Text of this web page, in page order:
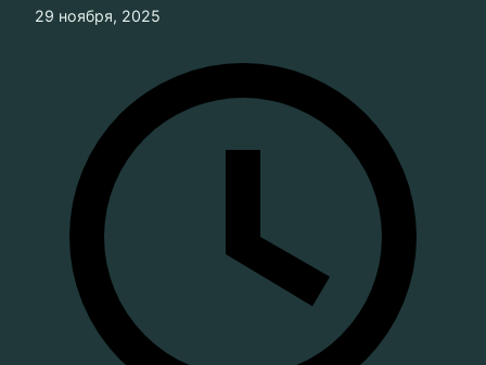
29 ноября, 2025